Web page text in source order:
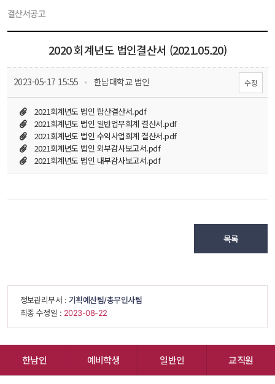
유
결산서공고
2020 회계년도 법인결산서 (2021.05.20)
2023-05-17 15:55 한남대학교 법인 수정
2021회계년도 법인 합산결산서.pdf
2021회계년도 법인 일반업무회계 결산서.pdf
2021회계년도 법인 수익사업회계 결산서.pdf
2021회계년도 법인 외부감사보고서.pdf
2021회계년도 법인 내부감사보고서.pdf
목록
정보관리부서 : 기획예산팀/총무인사팀
최종 수정일 : 2023-08-22
한남인 예비학생 일반인 교직원